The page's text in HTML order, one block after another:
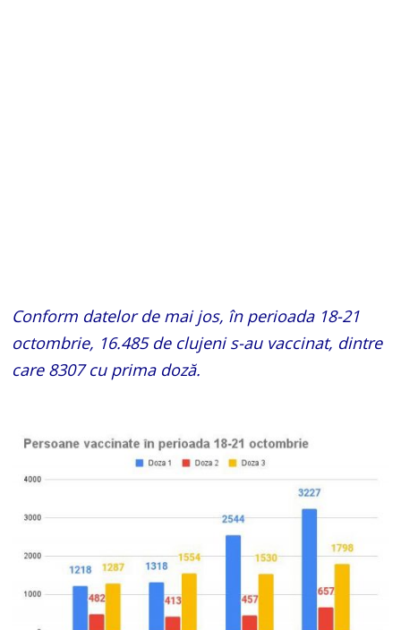
Conform datelor de mai jos, în perioada 18-21
octombrie, 16.485 de clujeni s-au vaccinat, dintre
care 8307 cu prima doză.